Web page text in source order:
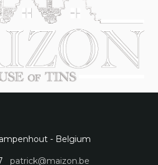
- Belgium
patrick@maizon.be